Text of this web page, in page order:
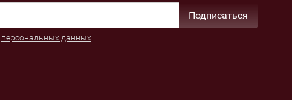
Подписаться
персональных данных!